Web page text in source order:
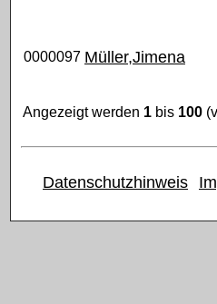
0000097 Müller,Jimena
Angezeigt werden 1 bis 100
Datenschutzhinweis